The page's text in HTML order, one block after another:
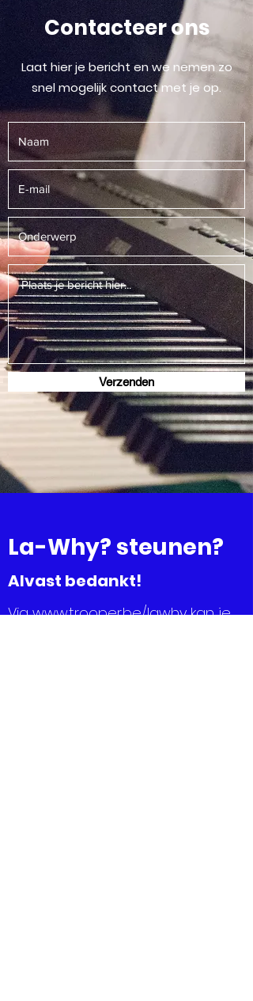
Contacteer ons
Laat hier je bericht en we nemen zo
snel mogelijk contact met je op.
Verzenden
La-Why? steunen?
Alvast bedankt!
Viawww.trooper.be/lawhykan je